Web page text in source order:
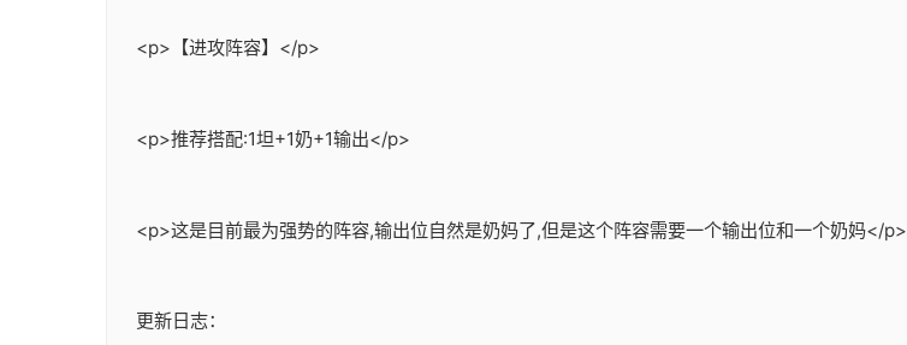
<p>【进攻阵容】</p>
<p>推荐搭配:1坦+1奶+1输出</p>
<p>这是目前最为强势的阵容,输出位自然是奶妈了,但是这个阵容需要一个输出位和一个奶妈</p>
更新日志：